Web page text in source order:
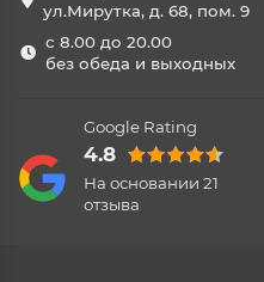
ул.Мирутка, д. 68, пом. 9
с 8.00 до 20.00
без обеда и выходных
Google Rating
4.8
На основании 21
отзыва